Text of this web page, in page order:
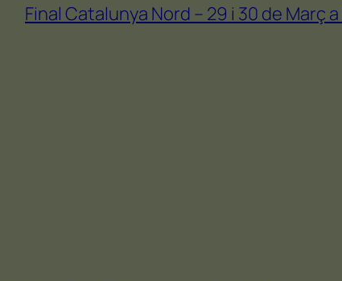
Final Catalunya Nord – 29 i 30 de Març